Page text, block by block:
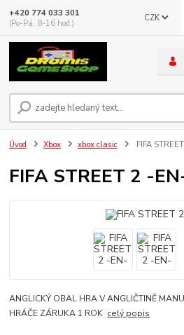
CZK
+420 774 033 301
(Po-Pá, 8-16 hod.)
Úvod Xbox xbox clasic FIFA
FIFA STREET 2 -
ANGLICKÝ OBAL HRA V ANGLIČTINĚ
HRÁČE ZÁRUKA 1 ROK celý popis